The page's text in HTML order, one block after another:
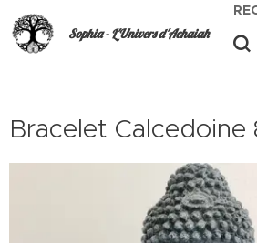
Sophia - L'Univers d'Achaiah
Bracelet Calcedoine